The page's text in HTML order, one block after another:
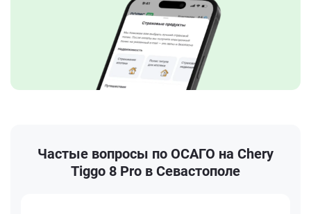
Частые вопросы по ОСАГО на Chery
Tiggo 8 Pro в Севастополе